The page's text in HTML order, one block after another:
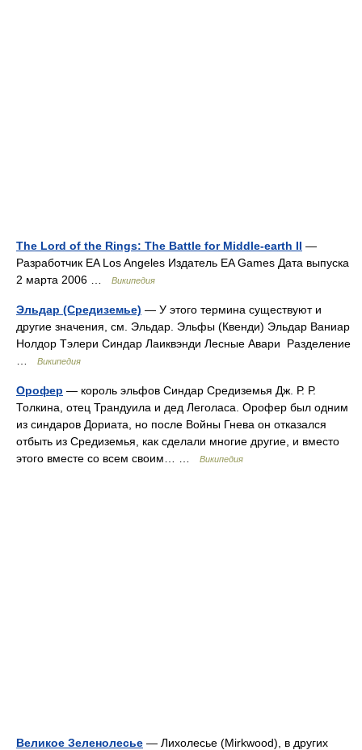
The Lord of the Rings: The Battle for Middle-earth II —
Разработчик EA Los Angeles Издатель EA Games Дата выпуска
2 марта 2006 …
Википедия
Эльдар (Средиземье) — У этого термина существуют и
другие значения, см. Эльдар. Эльфы (Квенди) Эльдар Ваниар
Нолдор Тэлери Синдар Лаиквэнди Лесные Авари Разделение
Википедия
Орофер — король эльфов Синдар Средиземья Дж. Р. Р.
Толкина, отец Трандуила и дед Леголаса. Орофер был одним
из синдаров Дориата, но после Войны Гнева он отказался
отбыть из Средиземья, как сделали многие другие, и вместо
этого вместе со всем своим… …
Википедия
Великое Зеленолесье — Лихолесье (Mirkwood), в других